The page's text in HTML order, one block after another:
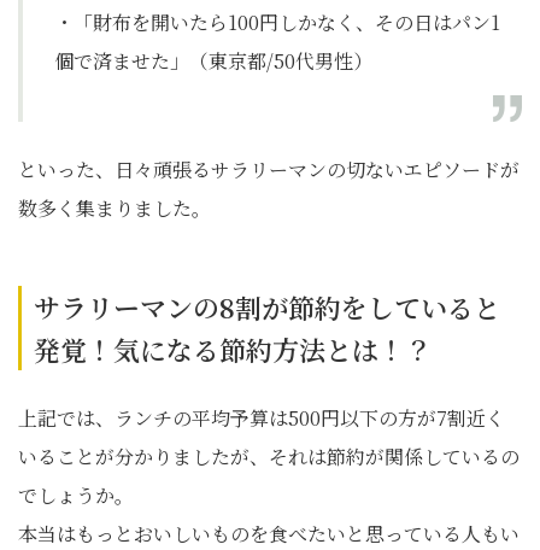
・「財布を開いたら100円しかなく、その日はパン1
個で済ませた」（東京都/50代男性）
といった、日々頑張るサラリーマンの切ないエピソードが
数多く集まりました。
サラリーマンの8割が節約をしていると
発覚！気になる節約方法とは！？
上記では、ランチの平均予算は500円以下の方が7割近く
いることが分かりましたが、それは節約が関係しているの
でしょうか。
本当はもっとおいしいものを食べたいと思っている人もい